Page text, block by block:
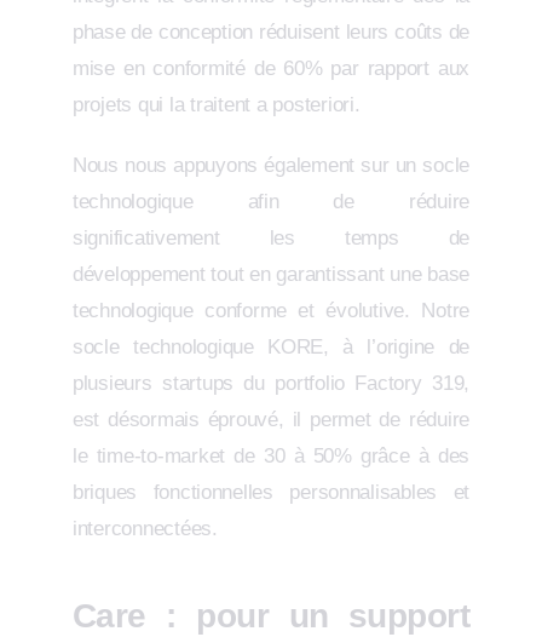
phase de conception réduisent leurs coûts de
mise en conformité de 60% par rapport aux
projets qui la traitent a posteriori.
Nous nous appuyons également sur un socle
technologique afin de réduire
significativement les temps de
développement tout en garantissant une base
technologique conforme et évolutive. Notre
socle technologique KORE, à l’origine de
plusieurs startups du portfolio Factory 319,
est désormais éprouvé, il permet de réduire
le time-to-market de 30 à 50% grâce à des
briques fonctionnelles personnalisables et
interconnectées.
Care : pour un support